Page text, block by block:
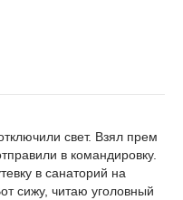
свет. Взял прем
в командировку.
в санаторий на
сижу, читаю уголовный